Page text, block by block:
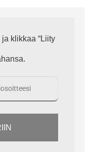
klikkaa “Liity